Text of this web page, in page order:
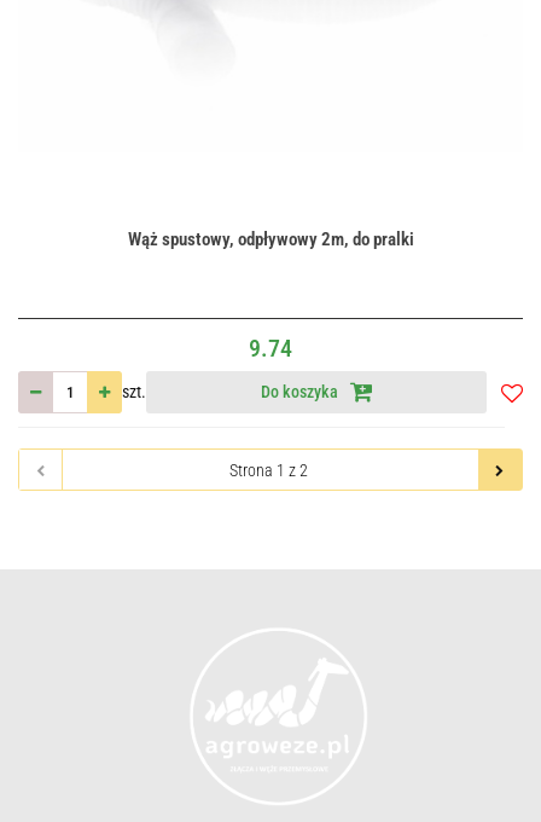
Wąż spustowy, odpływowy 2m, do pralki
9.74
szt. Do koszyka